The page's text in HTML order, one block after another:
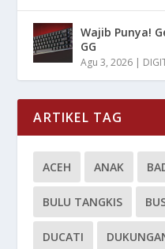
Wajib Punya!
GG
Agu 3, 2026 |
ARTIKEL TAG
ACEH ANAK
BULU TANGKIS
DUCATI